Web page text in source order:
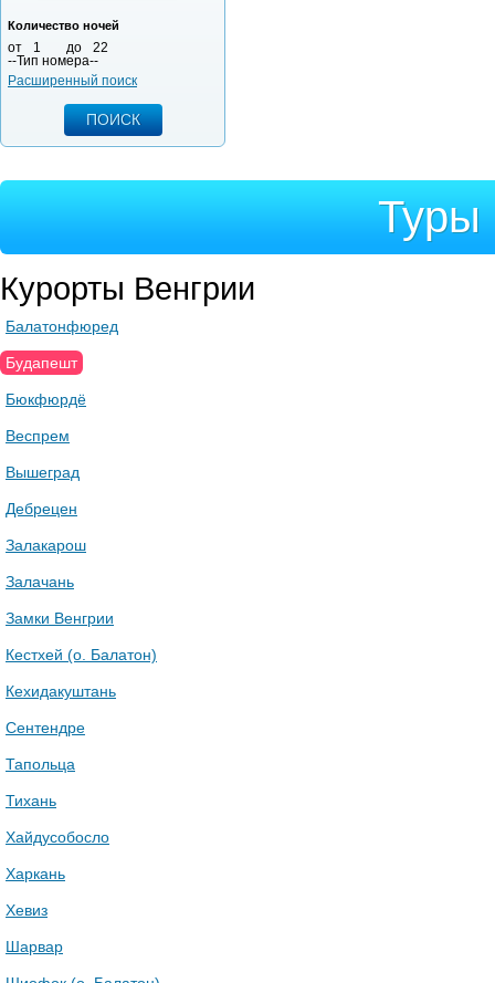
Количество ночей
от 1 до
22
--Тип номера--
Расширенный поиск
Туры
Курорты Венгрии
Балатонфюред
Будапешт
Бюкфюрдё
Веспрем
Вышеград
Дебрецен
Залакарош
Залачань
Замки Венгрии
Кестхей (о. Балатон)
Кехидакуштань
Сентендре
Тапольца
Тихань
Хайдусобосло
Харкань
Хевиз
Шарвар